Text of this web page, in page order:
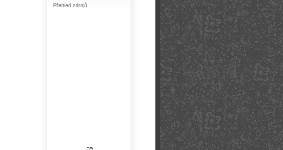
Přehled zdrojů